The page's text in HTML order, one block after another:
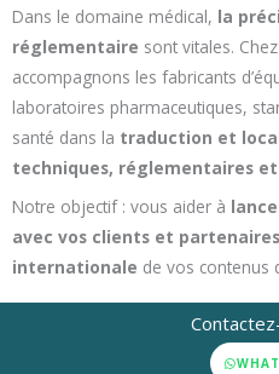
Dans le domaine médical, la
réglementaire sont vitales. Chez
accompagnons les fabricants
laboratoires pharmaceutiques,
santé dans la traduction et
techniques, réglementaires
Notre objectif : vous aider à
avec vos clients et
internationale de vos contenus